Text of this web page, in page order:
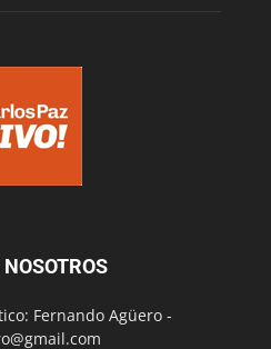
Fernando Agüero -